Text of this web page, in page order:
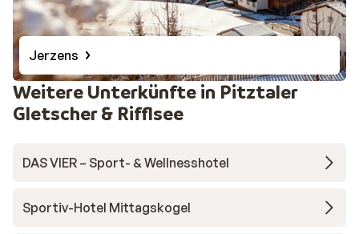
Jerzens
Weitere Unterkünfte in Pitztaler
Gletscher & Rifflsee
DAS VIER – Sport- & Wellnesshotel
Sportiv-Hotel Mittagskogel